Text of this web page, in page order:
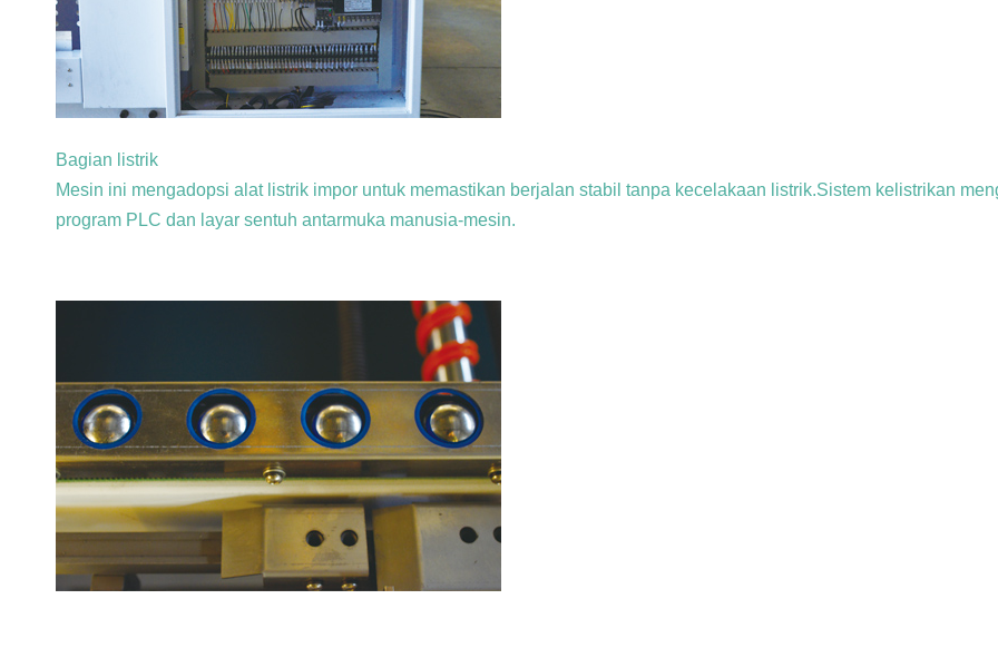
Bagian listrik
Mesin ini mengadopsi alat listrik impor untuk memastikan berjalan stabil tanpa kecelakaan listrik.Sistem kelistrikan
program PLC dan layar sentuh antarmuka manusia-mesin.